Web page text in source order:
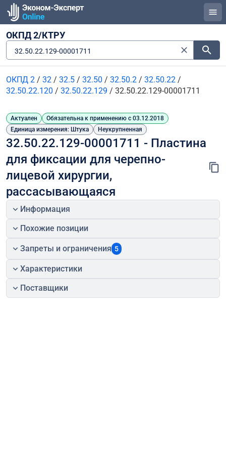
ОКПД 2/КТРУ
32.50.22.129-00001711
ОКПД 2 / 32 / 32.5 / 32.50 / 32.50.2 / 32.50.22 /
32.50.22.120 / 32.50.22.129 / 32.50.22.129-00001711
Актуален
Обязательна к применению с 03.12.2018
Единица измерения: Штука
Неукрупненная
32.50.22.129-00001711 - Пластина
для фиксации для черепно-
лицевой хирургии,
рассасывающаяся
Информация
Похожие позиции
Запреты и ограничения 5
Характеристики
Поставщики